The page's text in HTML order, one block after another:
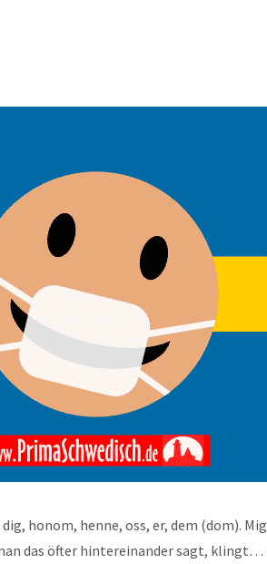
honom, henne, oss, er, dem (dom). Mig
das öfter hintereinander sagt, klingt…